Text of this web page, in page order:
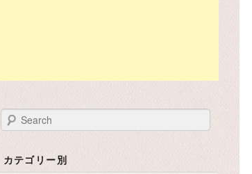
Search
カテゴリー別